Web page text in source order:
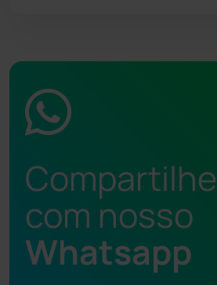
Compartilhe
com nosso
Whatsapp